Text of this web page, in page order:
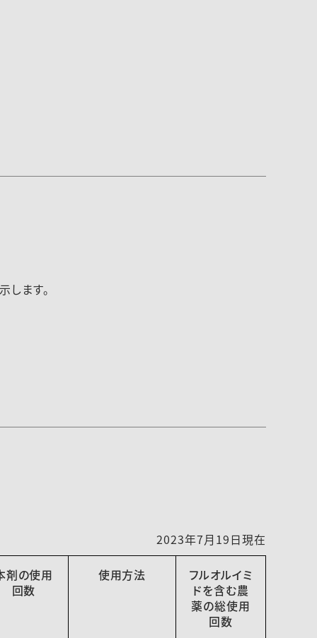
ます。
2023年7月19日現在
剤の使用
回数
使用方法
フルオルイミ
ドを含む農
薬の総使用
回数